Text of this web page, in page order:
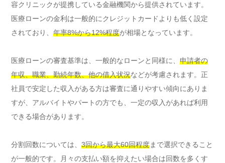
容クリニックが提携している金融機関から提供されています。
医療ローンの金利は一般的にクレジットカードよりも低く設定
されており、 年率8%から12%程度が相場となっています。
医療ローンの審査基準は、一般的なローンと同様に、 申請者の
年収、職業、勤続年数、他の借入状況などが考慮されます。正
社員で安定した収入がある方は審査に通りやすい傾向にありま
すが、アルバイトやパートの方でも、一定の収入があれば利用
できる場合があります。
分割回数については、 3回から最大60回程度まで選択できること
が一般的です。月々の支払い額を抑えたい場合は回数を多くす